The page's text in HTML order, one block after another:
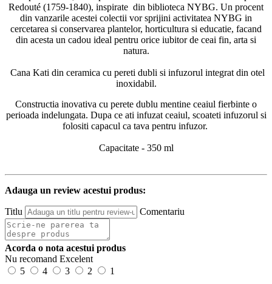
Redouté (1759-1840), inspirate din biblioteca NYBG. Un procent
din vanzarile acestei colectii vor sprijini activitatea NYBG in
cercetarea si conservarea plantelor, horticultura si educatie, facand
din acesta un cadou ideal pentru orice iubitor de ceai fin, arta si
natura.
Cana Kati din ceramica cu pereti dubli si infuzorul integrat din otel
inoxidabil.
Constructia inovativa cu perete dublu mentine ceaiul fierbinte o
perioada indelungata. Dupa ce ati infuzat ceaiul, scoateti infuzorul si
folositi capacul ca tava pentru infuzor.
Capacitate - 350 ml
Adauga un review acestui produs:
Titlu Comentariu
Acorda o nota acestui produs
Nu recomand Excelent
5
4 3 2 1